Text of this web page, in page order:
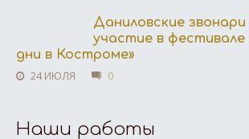
Даниловские звонари
участие в фестивале
дни в Костроме»
24 ИЮЛЯ 0
Наши работы